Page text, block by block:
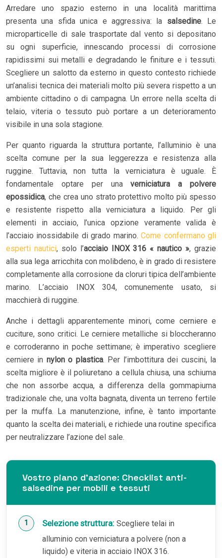
Arredare uno spazio esterno in una località marittima
presenta una sfida unica e aggressiva: la salsedine. Le
microparticelle di sale trasportate dal vento si depositano
su ogni superficie, innescando processi di corrosione
rapidissimi sui metalli e degradando le finiture e i tessuti.
Scegliere un salotto da esterno in questo contesto richiede
un’analisi tecnica dei materiali molto più severa rispetto a un
ambiente cittadino o di campagna. Un errore nella scelta di
telaio, viteria o tessuto può portare a un deterioramento
visibile in una sola stagione.
Per quanto riguarda la struttura portante, l’alluminio è una
scelta comune per la sua leggerezza e resistenza alla
ruggine. Tuttavia, non tutta la verniciatura è uguale. È
fondamentale optare per unaverniciatura a polvere
epossidica, che crea uno strato protettivo molto più spesso
e resistente rispetto alla verniciatura a liquido. Per gli
elementi in acciaio, l’unica opzione veramente valida è
l’acciaio inossidabile di grado marino.Come confermano gli
esperti nautici, solo l’acciaio INOX 316 « nautico », grazie
alla sua lega arricchita con molibdeno, è in grado di resistere
completamente alla corrosione da cloruri tipica dell’ambiente
marino. L’acciaio INOX 304, comunemente usato, si
macchierà di ruggine.
Anche i dettagli apparentemente minori, come cerniere e
cuciture, sono critici. Le cerniere metalliche si bloccheranno
e corroderanno in poche settimane; è imperativo scegliere
cerniere in nylon o plastica. Per l’imbottitura dei cuscini, la
scelta migliore è il poliuretano a cellula chiusa, una schiuma
che non assorbe acqua, a differenza della gommapiuma
tradizionale che, una volta bagnata, diventa un terreno fertile
per la muffa. La manutenzione, infine, è tanto importante
quanto la scelta dei materiali, e richiede una routine specifica
per neutralizzare l’azione del sale.
Vostro piano d’azione: Checklist anti-
salsedine per mobili e tessuti
Selezione struttura: Scegliere telai in
alluminio con verniciatura a polvere (non a
liquido) e viteria in acciaio INOX 316.